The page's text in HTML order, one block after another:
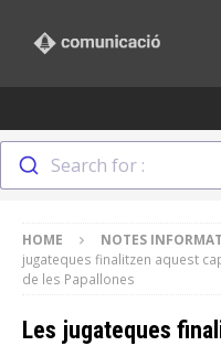
Search for :
HOME NOTES
jugateques finalitzen aquest
de les Papallones
Les jugateques